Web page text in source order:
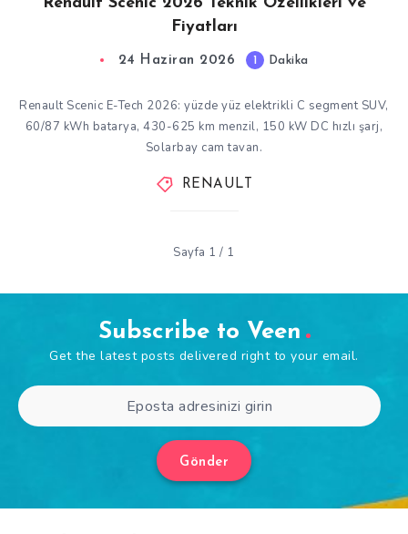
Fiyatları
24 Haziran 2026 1 Dakika
Renault Scenic E-Tech 2026: yüzde yüz elektrikli C segment SUV,
60/87 kWh batarya, 430-625 km menzil, 150 kW DC hızlı şarj,
Solarbay cam tavan.
RENAULT
Sayfa 1 / 1
Subscribe to Veen
Get the latest posts delivered right to your email.
Gönder